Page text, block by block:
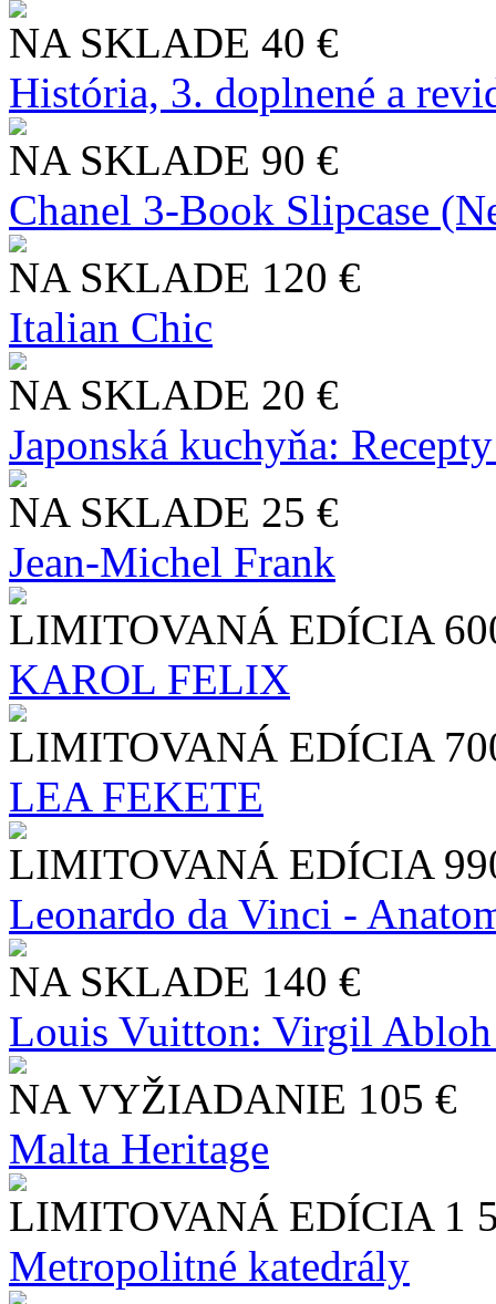
NA SKLADE 40 €
História, 3. doplnené a
NA SKLADE 90 €
Chanel 3-Book Slipcase
NA SKLADE 120 €
Italian Chic
NA SKLADE 20 €
Japonská kuchyňa:
NA SKLADE 25 €
Jean-Michel Frank
LIMITOVANÁ EDÍCIA
KAROL FELIX
LIMITOVANÁ EDÍCIA
LEA FEKETE
LIMITOVANÁ EDÍCIA
Leonardo da Vinci -
NA SKLADE 140 €
Louis Vuitton: Virgil
NA VYŽIADANIE 105 €
Malta Heritage
LIMITOVANÁ EDÍCIA 1
Metropolitné katedrály